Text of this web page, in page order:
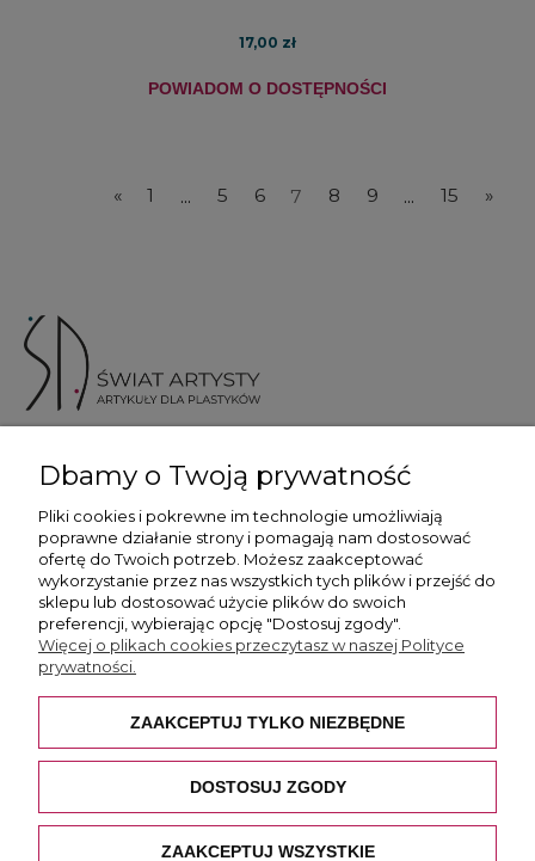
17,00 zł
POWIADOM O DOSTĘPNOŚCI
« 1 ... 5 6 7 8 9 ... 15 »
Więcej informacji
Płatność i dostawa
Pomoc
O nas
Dbamy o Twoją prywatność
Pliki cookies i pokrewne im technologie umożliwiają
poprawne działanie strony i pomagają nam dostosować
ofertę do Twoich potrzeb. Możesz zaakceptować
wykorzystanie przez nas wszystkich tych plików i przejść do
sklepu lub dostosować użycie plików do swoich
preferencji, wybierając opcję "Dostosuj zgody".
Więcej o plikach cookies przeczytasz w naszej Polityce
prywatności.
ZAAKCEPTUJ TYLKO NIEZBĘDNE
DOSTOSUJ ZGODY
ZAAKCEPTUJ WSZYSTKIE